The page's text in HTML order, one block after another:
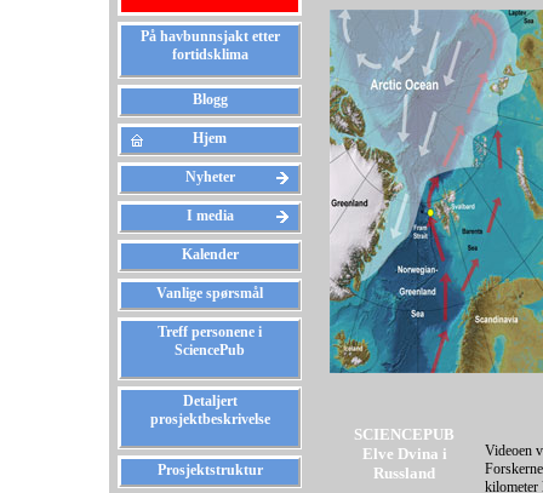
På havbunnsjakt etter
fortidsklima
Blogg
Hjem
Nyheter
I media
Kalender
Vanlige spørsmål
Treff personene i
SciencePub
Detaljert
prosjektbeskrivelse
Prosjektstruktur
SCIENCEPUB
Elve Dvina i
Russland
Videoen
kilometer